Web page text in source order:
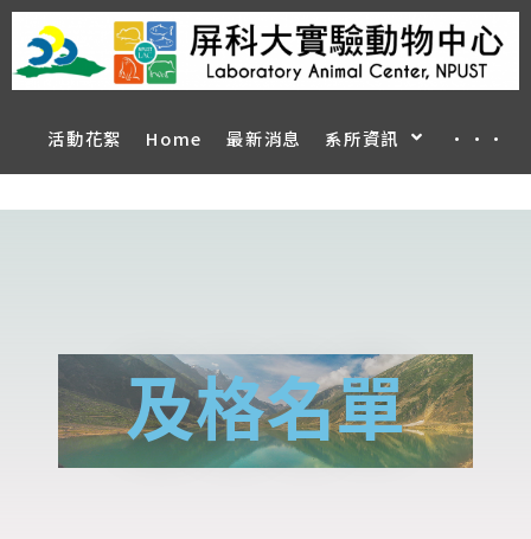
活動花絮 Home 最新消息 系所資訊 ···
及格名單